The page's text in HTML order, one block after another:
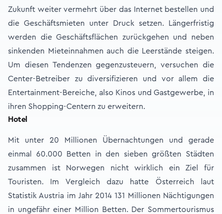
Zukunft weiter vermehrt über das Internet bestellen und
die Geschäftsmieten unter Druck setzen. Längerfristig
werden die Geschäftsflächen zurückgehen und neben
sinkenden Mieteinnahmen auch die Leerstände steigen.
Um diesen Tendenzen gegenzusteuern, versuchen die
Center-Betreiber zu diversifizieren und vor allem die
Entertainment-Bereiche, also Kinos und Gastgewerbe, in
ihren Shopping-Centern zu erweitern.
Hotel
Mit unter 20 Millionen Übernachtungen und gerade
einmal 60.000 Betten in den sieben größten Städten
zusammen ist Norwegen nicht wirklich ein Ziel für
Touristen. Im Vergleich dazu hatte Österreich laut
Statistik Austria im Jahr 2014 131 Millionen Nächtigungen
in ungefähr einer Million Betten. Der Sommertourismus